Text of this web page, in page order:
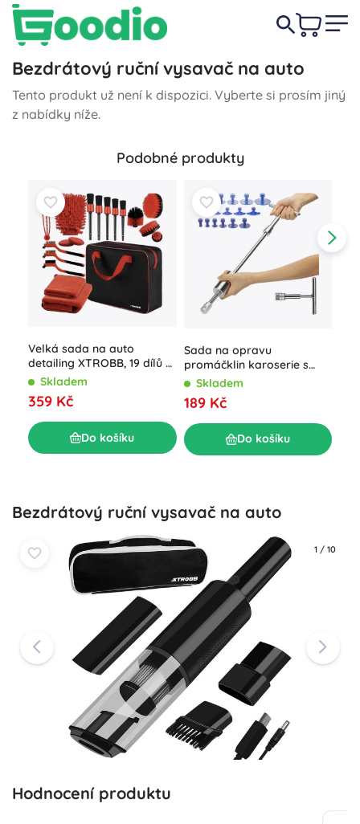
Bezdrátový ruční vysavač na auto
Tento produkt už není k dispozici. Vyberte si prosím jiný
z nabídky níže.
Podobné produkty
Velká sada na auto
detailing XTROBB, 19 dílů v
tašceSkladem
359 Kč
Do košíku
Sada na opravu
promáčklin karoserie s
posuvným kladivem a
Skladem
189 Kč
Do košíku
Bezdrátový ruční vysavač na auto
1 / 10
Hodnocení produktu